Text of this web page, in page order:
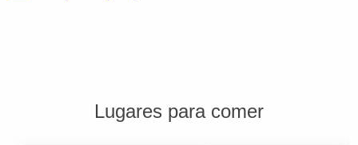
Lugares para comer